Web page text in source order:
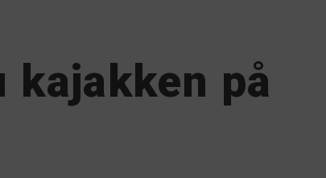
kajakken på